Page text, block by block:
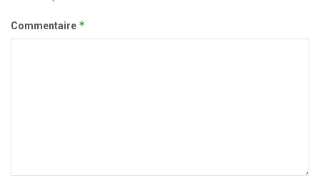
Commentaire *